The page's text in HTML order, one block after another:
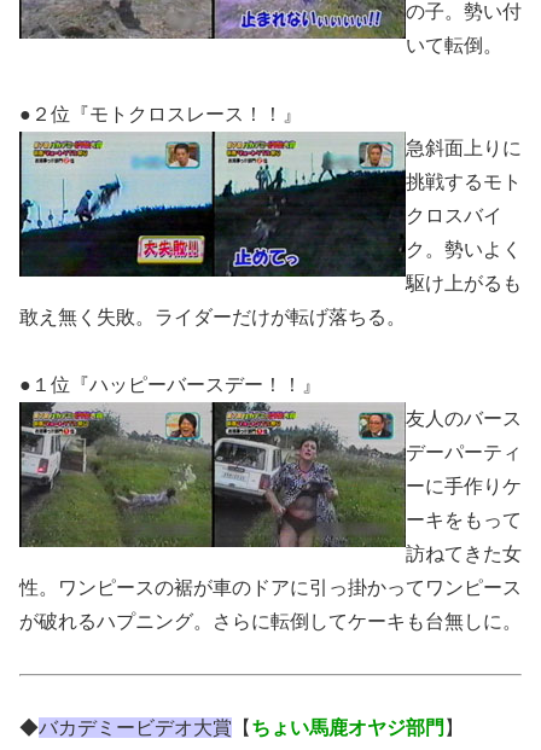
の子。勢い付
いて転倒。
●２位『モトクロスレース！！』
急斜面上りに
挑戦するモト
クロスバイ
ク。勢いよく
駆け上がるも
敢え無く失敗。ライダーだけが転げ落ちる。
●１位『ハッピーバースデー！！』
友人のバース
デーパーティ
ーに手作りケ
ーキをもって
訪ねてきた女
性。ワンピースの裾が車のドアに引っ掛かってワンピース
が破れるハプニング。さらに転倒してケーキも台無しに。
◆バカデミービデオ大賞 【 ちょい馬鹿オヤジ部門 】